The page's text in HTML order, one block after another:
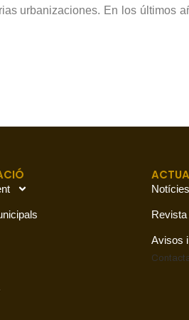
urbanizaciones. En los
Notícies
Avisos